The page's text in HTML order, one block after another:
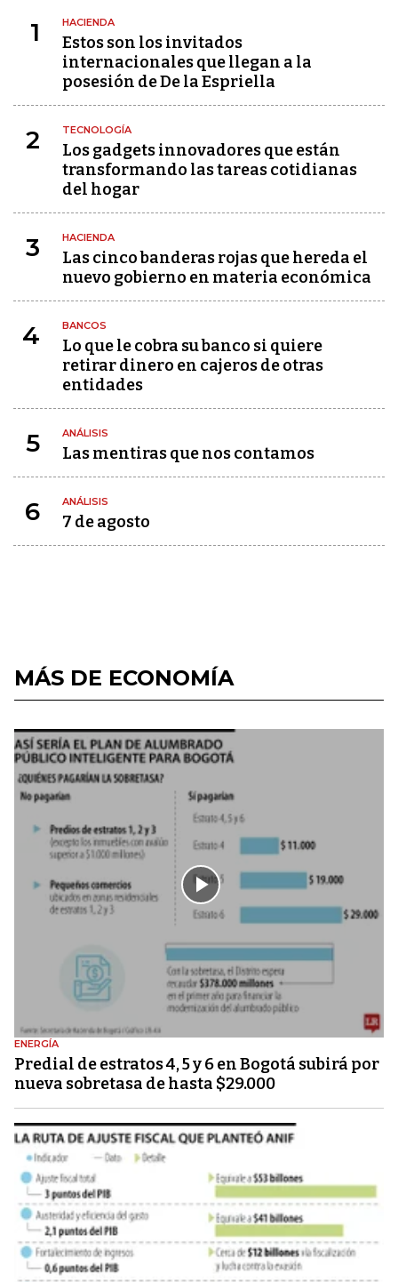
1 HACIENDA
Estos son los invitados
internacionales que llegan a la
posesión de De la Espriella
2 TECNOLOGÍA
Los gadgets innovadores que están
transformando las tareas cotidianas
del hogar
3 HACIENDA
Las cinco banderas rojas que hereda el
nuevo gobierno en materia económica
4 BANCOS
Lo que le cobra su banco si quiere
retirar dinero en cajeros de otras
entidades
5 ANÁLISIS
Las mentiras que nos contamos
6 ANÁLISIS
7 de agosto
MÁS DE ECONOMÍA
ENERGÍA
Predial de estratos 4, 5 y 6 en Bogotá subirá por
nueva sobretasa de hasta $29.000